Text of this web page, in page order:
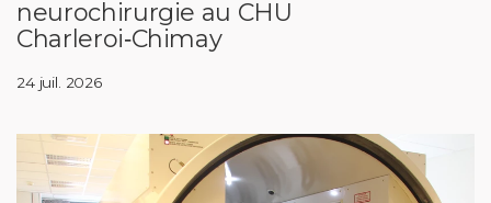
neurochirurgie au CHU
Charleroi‑Chimay
24 juil. 2026